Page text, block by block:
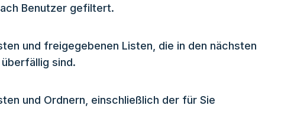
Benutzer gefiltert.
und freigegebenen Listen, die in den nächsten
sind.
und Ordnern, einschließlich der für Sie